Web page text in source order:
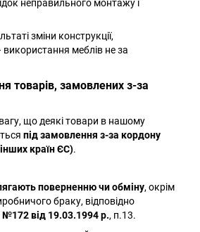
неправильного монтажу і
зміни конструкції,
меблів не за
товарів, замовлених з-за
що деякі товари в нашому
під замовлення з-за кордону
країн ЄС).
поверненню чи обміну, окрім
браку, відповідно
від 19.03.1994 р., п.13.